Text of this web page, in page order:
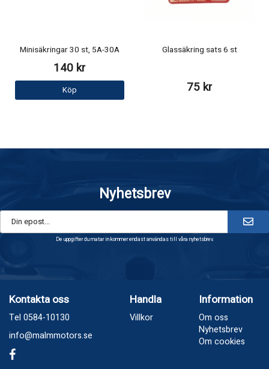
Minisäkringar 30 st, 5A-30A
140 kr
Köp
Glassäkring sats 6 st
75 kr
Nyhetsbrev
De uppgifter du matar in kommer endast användas till våra nyhetsbrev.
Kontakta oss
Tel 0584-10130
info@malmmotors.se
Handla
Villkor
Information
Om oss
Nyhetsbrev
Om cookies